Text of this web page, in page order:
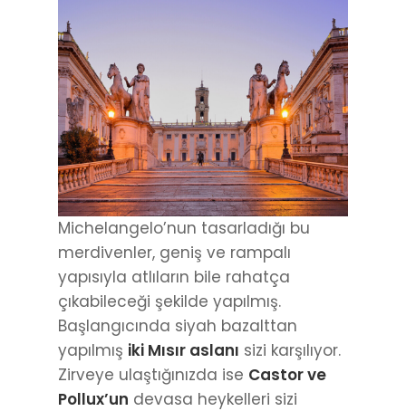
Michelangelo’nun tasarladığı bu
merdivenler, geniş ve rampalı
yapısıyla atlıların bile rahatça
çıkabileceği şekilde yapılmış.
Başlangıcında siyah bazalttan
yapılmış iki Mısır aslanı sizi karşılıyor.
Zirveye ulaştığınızda ise Castor ve
Pollux’un devasa heykelleri sizi